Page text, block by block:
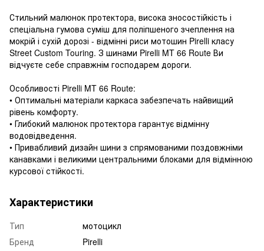
Стильний малюнок протектора, висока зносостійкість і
спеціальна гумова суміш для поліпшеного зчеплення на
мокрій і сухій дорозі - відмінні риси мотошин Pirelli класу
Street Custom Touring. З шинами Pirelli MT 66 Route Ви
відчуєте себе справжнім господарем дороги.
Особливості Pirelli MT 66 Route:
• Оптимальні матеріали каркаса забезпечать найвищий
рівень комфорту.
• Глибокий малюнок протектора гарантує відмінну
водовідведення.
• Привабливий дизайн шини з спрямованими поздовжніми
канавками і великими центральними блоками для відмінною
курсової стійкості.
Характеристики
Тип
мотоцикл
Бренд
Pirelli